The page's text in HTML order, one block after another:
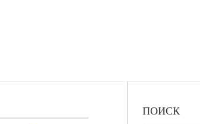
ПОИСК